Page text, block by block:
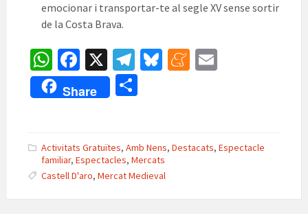
emocionar i transportar-te al segle XV sense sortir
de la Costa Brava.
W
h
at
p
p
Fa
ce
b
o
k
X
Te
le
gr
m
Bl M
m
Share
p
ar
te
Activitats Gratuïtes, Amb Nens, Destacats, Espectacle
familiar, Espectacles, Mercats
Castell D'aro, Mercat Medieval